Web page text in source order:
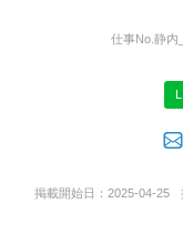
下記の応募ボタンより
応募完了メールが届き
そのあと企業よりご連
お電話の際は「バイト
北海道札幌市白石区流
仕事No. 静内
掲載開始日： 2025-04-25